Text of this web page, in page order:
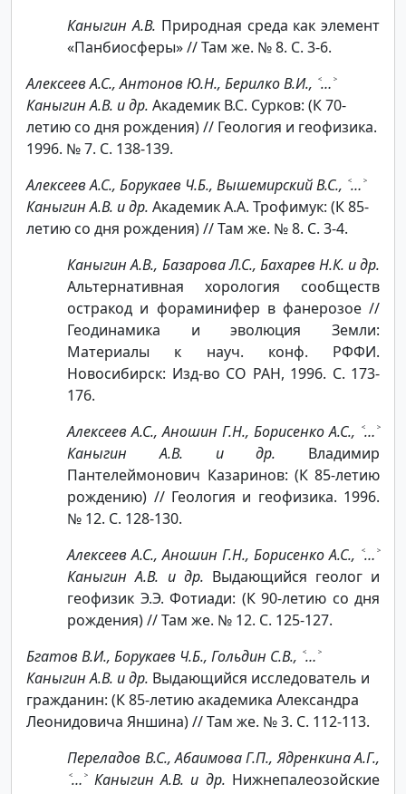
Каныгин А.В. Природная среда как элемент
«Панбиосферы» // Там же. № 8. С. 3-6.
Алексеев А.С., Антонов Ю.Н., Берилко В.И., ˂…˃
Каныгин А.В. и др. Академик В.С. Сурков: (К 70-
летию со дня рождения) // Геология и геофизика.
1996. № 7. С. 138-139.
Алексеев А.С., Борукаев Ч.Б., Вышемирский В.С., ˂…˃
Каныгин А.В. и др. Академик А.А. Трофимук: (К 85-
летию со дня рождения) // Там же. № 8. С. 3-4.
Каныгин А.В., Базарова Л.С., Бахарев Н.К. и др.
Альтернативная хорология сообществ
остракод и фораминифер в фанерозое //
Геодинамика и эволюция Земли:
Материалы к науч. конф. РФФИ.
Новосибирск: Изд-во СО РАН, 1996. С. 173-
176.
Алексеев А.С., Аношин Г.Н., Борисенко А.С., ˂…˃
Каныгин А.В. и др. Владимир
Пантелеймонович Казаринов: (К 85-летию
рождению) // Геология и геофизика. 1996.
№ 12. С. 128-130.
Алексеев А.С., Аношин Г.Н., Борисенко А.С., ˂…˃
Каныгин А.В. и др. Выдающийся геолог и
геофизик Э.Э. Фотиади: (К 90-летию со дня
рождения) // Там же. № 12. С. 125-127.
Бгатов В.И., Борукаев Ч.Б., Гольдин С.В., ˂…˃
Каныгин А.В. и др. Выдающийся исследователь и
гражданин: (К 85-летию академика Александра
Леонидовича Яншина) // Там же. № 3. С. 112-113.
Переладов В.С., Абаимова Г.П., Ядренкина А.Г.,
˂…˃ Каныгин А.В. и др. Нижнепалеозойские